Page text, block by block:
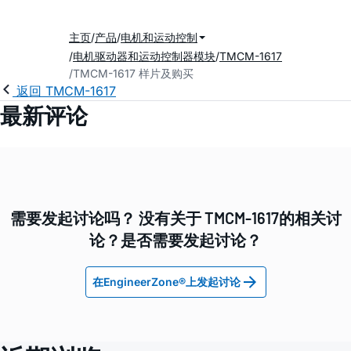
主页 产品 电机和运动控制
电机驱动器和运动控制器模块 TMCM-1617
TMCM-1617 样片及购买
返回 TMCM-1617
最新评论
需要发起讨论吗？ 没有关于 TMCM-1617的相关讨
论？是否需要发起讨论？
在EngineerZone®上发起讨论